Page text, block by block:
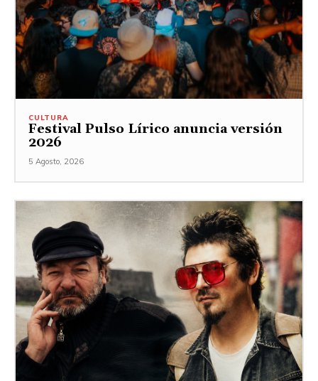
CULTURA
Festival Pulso Lírico anuncia versión
2026
5 Agosto, 2026